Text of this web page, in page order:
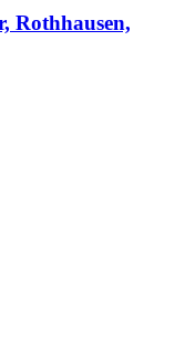
Rothhausen,